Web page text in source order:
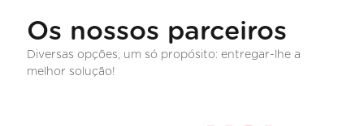
Os nossos parceiros
Diversas opções, um só propósito: entregar-lhe a
melhor solução!